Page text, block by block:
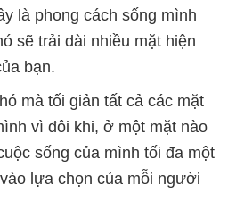
là phong cách sống mình
sẽ trải dài nhiều mặt hiện
bạn.
mà tối giản tất cả các mặt
vì đôi khi, ở một mặt nào
sống của mình tối đa một
lựa chọn của mỗi người